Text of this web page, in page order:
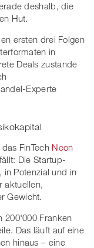
deshalb, die
Hut.
ersten drei Folgen
in
Deals zustande
Experte
FinTech Neon
Die Startup-
in Potenzial und in
aktuellen,
Gewicht.
200'000 Franken
Das läuft auf eine
hinaus – eine